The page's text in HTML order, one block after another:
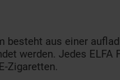
besteht aus einer
werden. Jedes
Zigaretten.